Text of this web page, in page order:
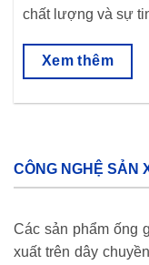
chất lượng và sự
Xem thêm
CÔNG NGHỆ SẢN
Các sản phẩm ống
xuất trên dây